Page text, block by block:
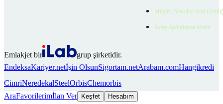
Müşteri Yetkilisi Veri
Aday Aydınlatma Metni
Emlakjet bir
grup şirketidir.
EndeksaKariyer.netİşin OlsunSigortam.netArabam.comHangikredi
CimriNeredekalSteelOrbisChemorbis
AraFavorilerimİlan Ver Keşfet Hesabım